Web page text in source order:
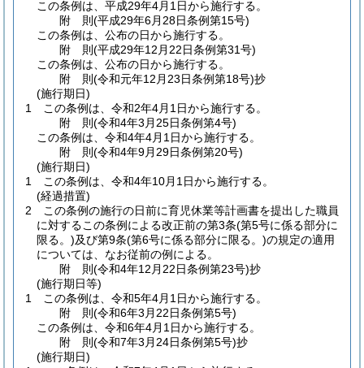
この条例は、平成29年4月1日から施行する。
附 則(平成29年6月28日条例第15号)
この条例は、公布の日から施行する。
附 則(平成29年12月22日条例第31号)
この条例は、公布の日から施行する。
附 則(令和元年12月23日条例第18号)抄
(施行期日)
1
この条例は、令和2年4月1日から施行する。
附 則(令和4年3月25日条例第4号)
この条例は、令和4年4月1日から施行する。
附 則(令和4年9月29日条例第20号)
(施行期日)
1
この条例は、令和4年10月1日から施行する。
(経過措置)
2
この条例の施行の日前に育児休業等計画書を提出した職員
に対するこの条例による改正前の第3条(第5号に係る部分に
限る。)及び第9条(第6号に係る部分に限る。)の規定の適用
については、なお従前の例による。
附 則(令和4年12月22日条例第23号)抄
(施行期日等)
1
この条例は、令和5年4月1日から施行する。
附 則(令和6年3月22日条例第5号)
この条例は、令和6年4月1日から施行する。
附 則(令和7年3月24日条例第5号)抄
(施行期日)